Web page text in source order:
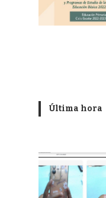
Última hora